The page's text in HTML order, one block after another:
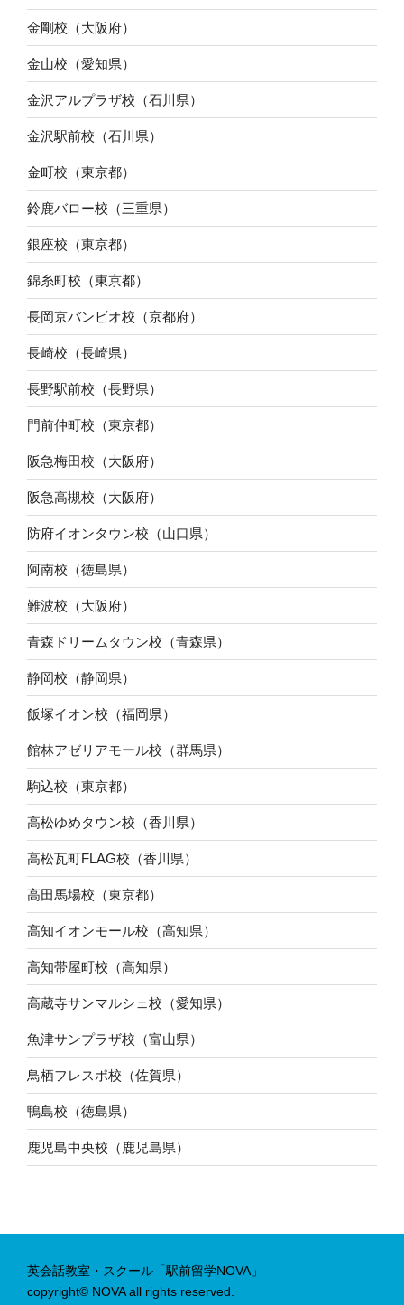
金剛校（大阪府）
金山校（愛知県）
金沢アルプラザ校（石川県）
金沢駅前校（石川県）
金町校（東京都）
鈴鹿バロー校（三重県）
銀座校（東京都）
錦糸町校（東京都）
長岡京バンビオ校（京都府）
長崎校（長崎県）
長野駅前校（長野県）
門前仲町校（東京都）
阪急梅田校（大阪府）
阪急高槻校（大阪府）
防府イオンタウン校（山口県）
阿南校（徳島県）
難波校（大阪府）
青森ドリームタウン校（青森県）
静岡校（静岡県）
飯塚イオン校（福岡県）
館林アゼリアモール校（群馬県）
駒込校（東京都）
高松ゆめタウン校（香川県）
高松瓦町FLAG校（香川県）
高田馬場校（東京都）
高知イオンモール校（高知県）
高知帯屋町校（高知県）
高蔵寺サンマルシェ校（愛知県）
魚津サンプラザ校（富山県）
鳥栖フレスポ校（佐賀県）
鴨島校（徳島県）
鹿児島中央校（鹿児島県）
英会話教室・スクール「駅前留学NOVA」
copyright© NOVA all rights reserved.